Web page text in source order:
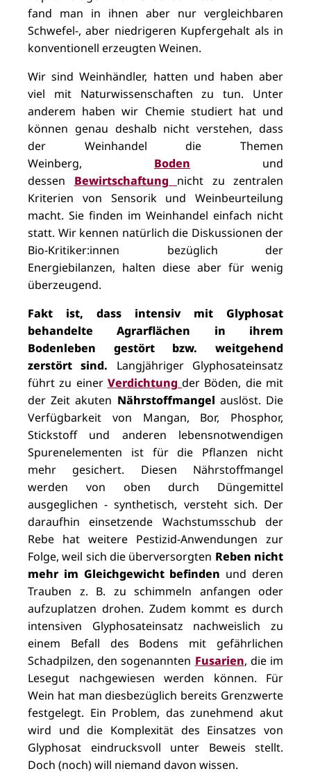
fand man in ihnen aber nur vergleichbaren
Schwefel-, aber niedrigeren Kupfergehalt als in
konventionell erzeugten Weinen.
Wir sind Weinhändler, hatten und haben aber
viel mit Naturwissenschaften zu tun. Unter
anderem haben wir Chemie studiert hat und
können genau deshalb nicht verstehen, dass
der Weinhandel die Themen
Weinberg, Boden und
dessen Bewirtschaftung nicht zu zentralen
Kriterien von Sensorik und Weinbeurteilung
macht. Sie finden im Weinhandel einfach nicht
statt. Wir kennen natürlich die Diskussionen der
Bio-Kritiker:innen bezüglich der
Energiebilanzen, halten diese aber für wenig
überzeugend.
Fakt ist, dass intensiv mit Glyphosat
behandelte Agrarflächen in ihrem
Bodenleben gestört bzw. weitgehend
zerstört sind. Langjähriger Glyphosateinsatz
führt zu einer Verdichtungder Böden, die mit
der Zeit akuten Nährstoffmangel auslöst. Die
Verfügbarkeit von Mangan, Bor, Phosphor,
Stickstoff und anderen lebensnotwendigen
Spurenelementen ist für die Pflanzen nicht
mehr gesichert. Diesen Nährstoffmangel
werden von oben durch Düngemittel
ausgeglichen - synthetisch, versteht sich. Der
daraufhin einsetzende Wachstumsschub der
Rebe hat weitere Pestizid-Anwendungen zur
Folge, weil sich die überversorgten Reben nicht
mehr im Gleichgewicht befinden und deren
Trauben z. B. zu schimmeln anfangen oder
aufzuplatzen drohen. Zudem kommt es durch
intensiven Glyphosateinsatz nachweislich zu
einem Befall des Bodens mit gefährlichen
Schadpilzen, den sogenannten Fusarien, die im
Lesegut nachgewiesen werden können. Für
Wein hat man diesbezüglich bereits Grenzwerte
festgelegt. Ein Problem, das zunehmend akut
wird und die Komplexität des Einsatzes von
Glyphosat eindrucksvoll unter Beweis stellt.
Doch (noch) will niemand davon wissen.